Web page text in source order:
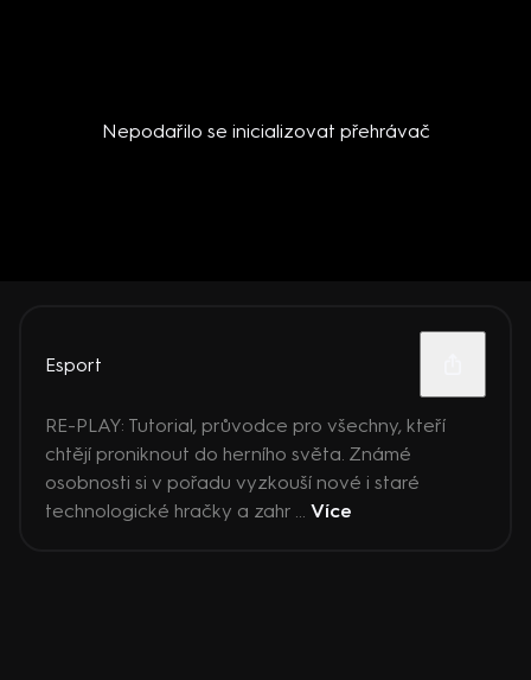
Nepodařilo se inicializovat přehrávač
Esport
RE-PLAY: Tutorial, průvodce pro všechny, kteří
chtějí proniknout do herního světa. Známé
osobnosti si v pořadu vyzkouší nové i staré
technologické hračky a zahr ... Více